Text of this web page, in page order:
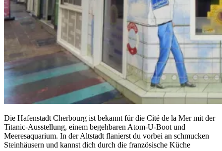
Die Hafenstadt Cherbourg ist bekannt für die Cité de la Mer mit der
Titanic-Ausstellung, einem begehbaren Atom-U-Boot und
Meeresaquarium. In der Altstadt flanierst du vorbei an schmucken
Steinhäusern und kannst dich durch die französische Küche